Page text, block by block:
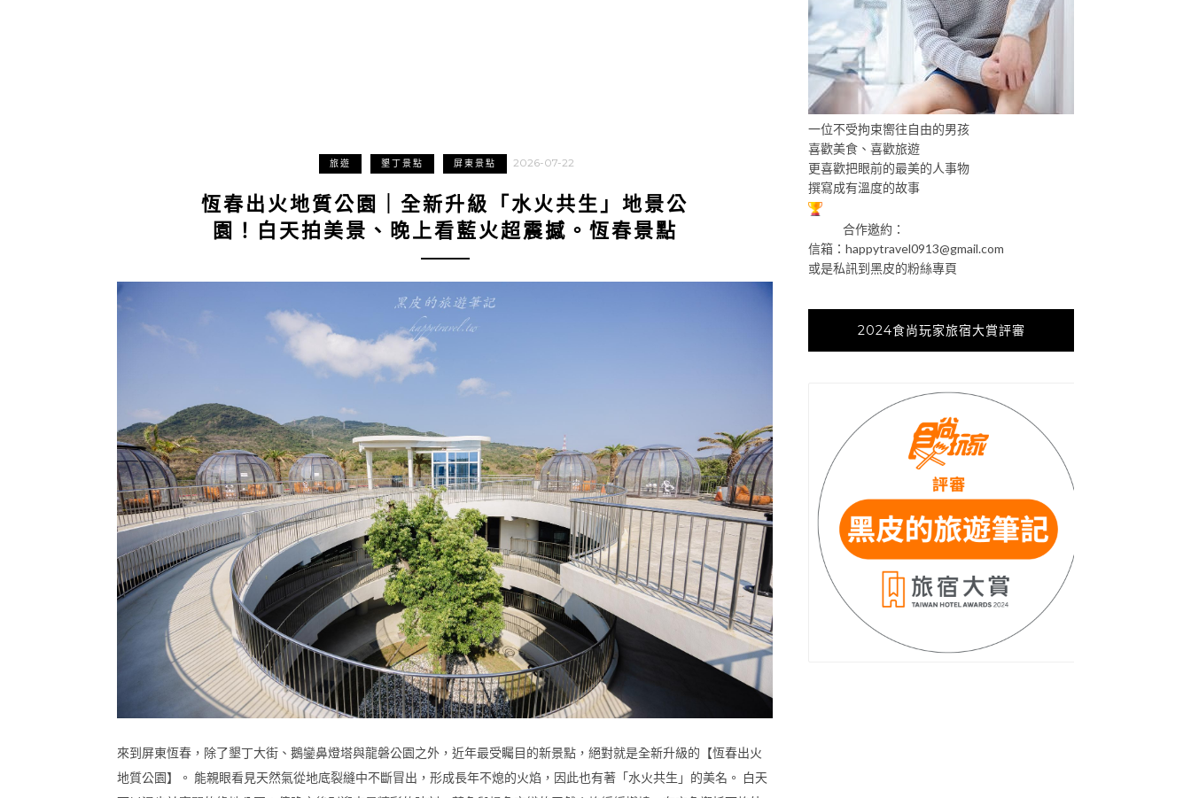
旅遊 墾丁景點 屏東景點 2026-07-22
恆春出火地質公園｜全新升級「水火共生」地景公
園！白天拍美景、晚上看藍火超震撼。恆春景點
來到屏東恆春，除了墾丁大街、鵝鑾鼻燈塔與龍磐公園之外，近年最受矚目的新景點，絕對就是全新升級的【恆春出火
地質公園】。 能親眼看見天然氣從地底裂縫中不斷冒出，形成長年不熄的火焰，因此也有著「水火共生」的美名。 白天
一位不受拘束嚮往自由的男孩
喜歡美食、喜歡旅遊
更喜歡把眼前的最美的人事物
撰寫成有溫度的故事
合作邀約：
信箱： happytravel0913@gmail.com
或是私訊到黑皮的粉絲專頁
2024食尚玩家旅宿大賞評審